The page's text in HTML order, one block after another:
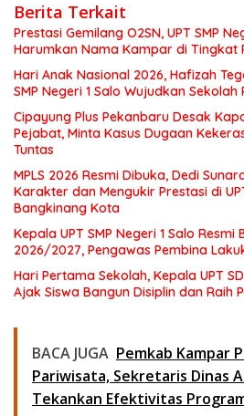
Berita Terkait
Prestasi Gemilang O2SN, UPT SMP
Harumkan Nama Kampar di Tingkat
Hari Anak Nasional 2026, Hafizah
SMP Negeri 1 Salo Wujudkan Sekolah
Cipayung Plus Pekanbaru Desak
Pejabat, Minta Kasus Dugaan
Tuntas
MPLS 2026 Resmi Dibuka, Dedi
Karakter dan Mengukir Prestasi di
Bangkinang Kota
Kepala UPT SMP Negeri 1 Salo Resmi
2026/2027, Pengawas Pembina
Hari Pertama Sekolah, Kepala UPT
Ajak Siswa Bangun Disiplin dan Raih
BACA JUGA Pemkab Kampar
Pariwisata, Sekretaris Dinas
Tekankan Efektivitas